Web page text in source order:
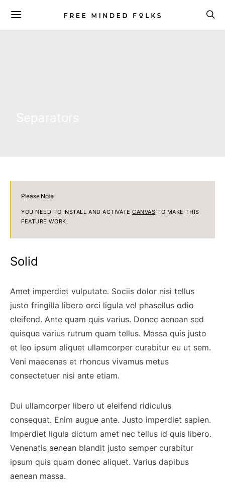
Please Note
YOU NEED TO INSTALL AND ACTIVATECANVAS TO MAKE THIS
FEATURE WORK.
Solid
Amet imperdiet vulputate. Sociis dolor nisi tellus
justo fringilla libero orci ligula vel phasellus odio
eleifend. Ante quam quis varius. Donec aenean sed
quisque varius rutrum quam tellus. Massa quis justo
et leo ipsum aliquet ullamcorper curabitur eu ut sem.
Veni maecenas et rhoncus vivamus metus
consectetuer nisi ante etiam.
Dui ullamcorper libero ut eleifend ridiculus
consequat. Enim augue ante. Justo imperdiet sapien.
Imperdiet ligula dictum amet nec tellus id quis libero.
Venenatis aenean blandit justo semper curabitur
ipsum quis quam donec aliquet. Varius dapibus
aenean massa.